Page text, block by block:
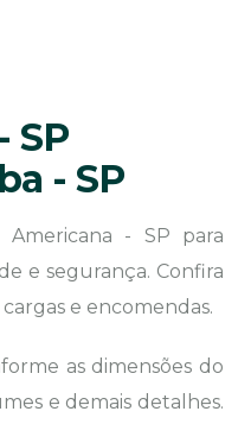
SP
- SP
Americana - SP para
e segurança. Confira
e encomendas.
as dimensões do
e demais detalhes.